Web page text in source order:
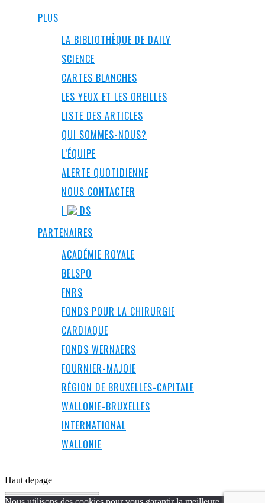
PLUS
LA BIBLIOTHÈQUE DE DAILY
SCIENCE
CARTES BLANCHES
LES YEUX ET LES OREILLES
LISTE DES ARTICLES
QUI SOMMES-NOUS?
L’ÉQUIPE
ALERTE QUOTIDIENNE
NOUS CONTACTER
I
DS
PARTENAIRES
ACADÉMIE ROYALE
BELSPO
FNRS
FONDS POUR LA CHIRURGIE
CARDIAQUE
FONDS WERNAERS
FOURNIER-MAJOIE
RÉGION DE BRUXELLES-CAPITALE
WALLONIE-BRUXELLES
INTERNATIONAL
WALLONIE
Haut depage